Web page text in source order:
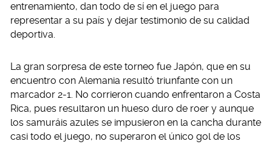
entrenamiento, dan todo de sí en el juego para
representar a su país y dejar testimonio de su calidad
deportiva.
La gran sorpresa de este torneo fue Japón, que en su
encuentro con Alemania resultó triunfante con un
marcador 2-1. No corrieron cuando enfrentaron a Costa
Rica, pues resultaron un hueso duro de roer y aunque
los samuráis azules se impusieron en la cancha durante
casi todo el juego, no superaron el único gol de los